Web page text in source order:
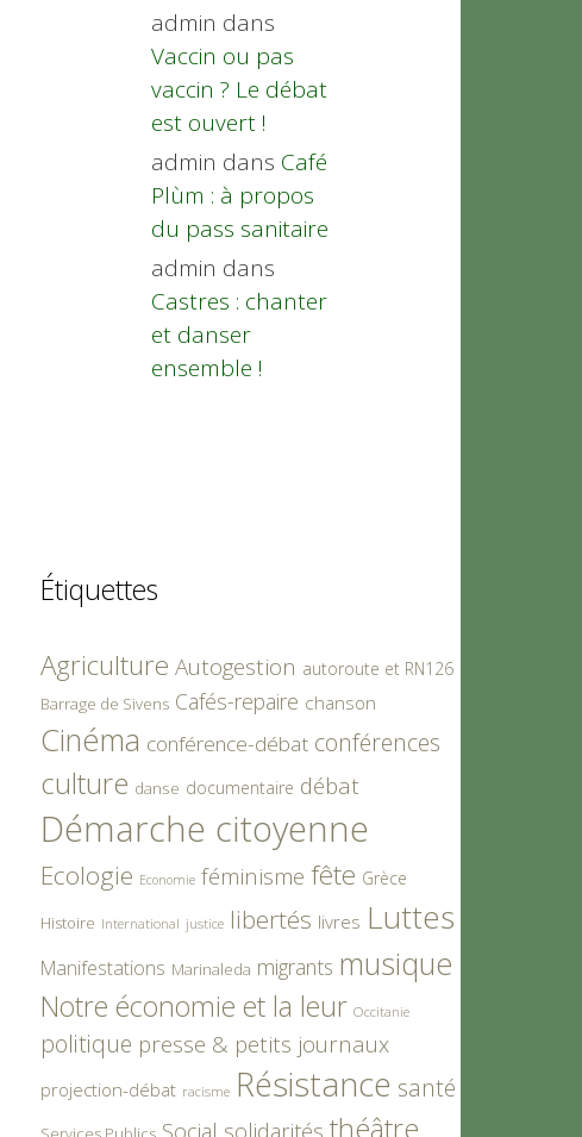
admin dans
Vaccin ou pas
vaccin ? Le débat
est ouvert !
admin dans Café
Plùm : à propos
du pass sanitaire
admin dans
Castres : chanter
et danser
ensemble !
Étiquettes
Agriculture Autogestion autoroute et RN126
Barrage de Sivens Cafés-repaire chanson
Cinéma conférence-débat conférences
culture danse documentaire débat
Démarche citoyenne
Ecologie Economie féminisme fête Grèce
Histoire International justice libertés livres Luttes
Manifestations Marinaleda migrants musique
Notre économie et la leur Occitanie
politique presse & petits journaux
projection-débat racisme Résistance santé
Social solidarités théâtre